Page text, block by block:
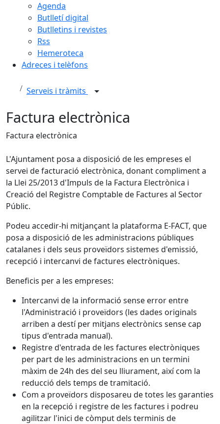
Agenda
Butlletí digital
Butlletins i revistes
Rss
Hemeroteca
Adreces i telèfons
Serveis i tràmits
Factura electrònica
Factura electrònica
L'Ajuntament posa a disposició de les empreses el
servei de facturació electrònica, donant compliment a
la Llei 25/2013 d'Impuls de la Factura Electrònica i
Creació del Registre Comptable de Factures al Sector
Públic.
Podeu accedir-hi mitjançant la plataforma E-FACT, que
posa a disposició de les administracions públiques
catalanes i dels seus proveïdors sistemes d'emissió,
recepció i intercanvi de factures electròniques.
Beneficis per a les empreses:
Intercanvi de la informació sense error entre
l'Administració i proveïdors (les dades originals
arriben a destí per mitjans electrònics sense cap
tipus d'entrada manual).
Registre d'entrada de les factures electròniques
per part de les administracions en un termini
màxim de 24h des del seu lliurament, així com la
reducció dels temps de tramitació.
Com a proveïdors disposareu de totes les garanties
en la recepció i registre de les factures i podreu
agilitzar l'inici de còmput dels terminis de